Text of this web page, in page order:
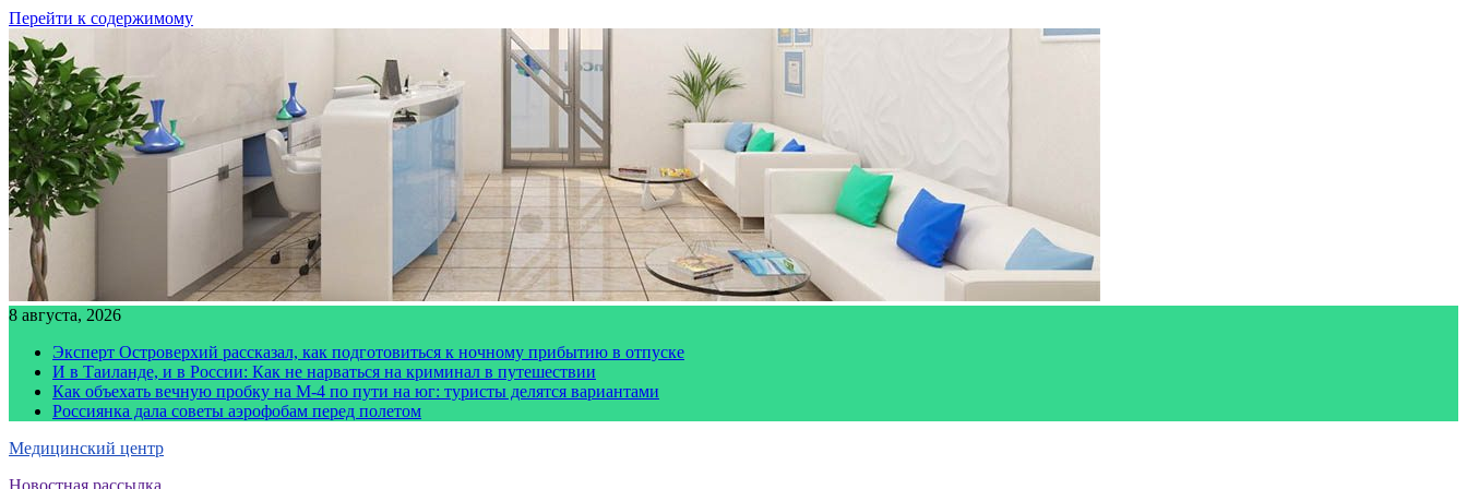
Перейти к содержимому
8 августа, 2026
Эксперт Островерхий рассказал, как подготовиться к ночному прибытию в отпуске
И в Таиланде, и в России: Как не нарваться на криминал в путешествии
Как объехать вечную пробку на М-4 по пути на юг: туристы делятся вариантами
Россиянка дала советы аэрофобам перед полетом
Медицинский центр
Новостная рассылка